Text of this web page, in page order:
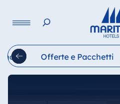
Offerte e Pacchetti